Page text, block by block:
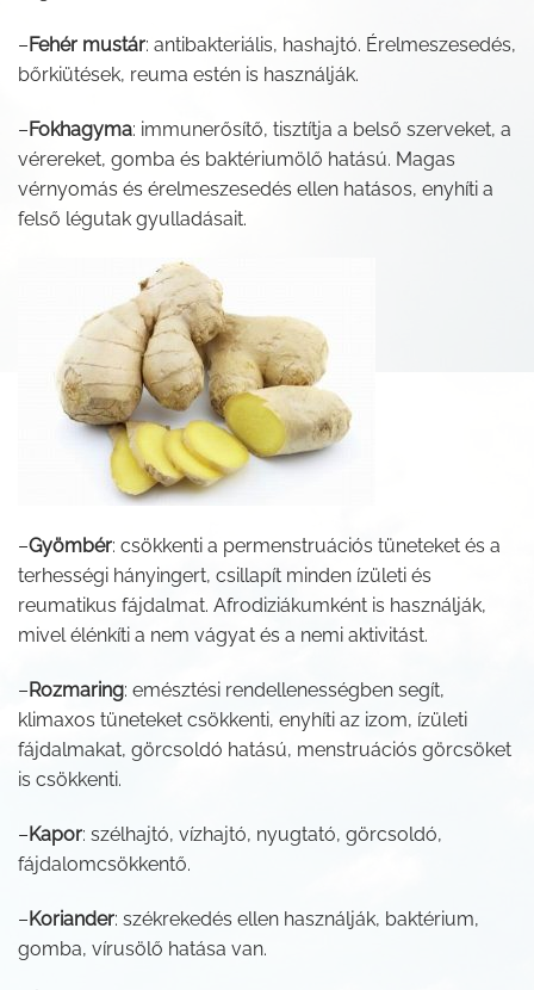
–Fehér mustár: antibakteriális, hashajtó. Érelmeszesedés,
bőrkiütések, reuma estén is használják.
–Fokhagyma: immunerősítő, tisztítja a belső szerveket, a
vérereket, gomba és baktériumölő hatású. Magas
vérnyomás és érelmeszesedés ellen hatásos, enyhíti a
felső légutak gyulladásait.
–Gyömbér: csökkenti a permenstruációs tüneteket és a
terhességi hányingert, csillapít minden ízületi és
reumatikus fájdalmat. Afrodiziákumként is használják,
mivel élénkíti a nem vágyat és a nemi aktivitást.
–Rozmaring: emésztési rendellenességben segít,
klimaxos tüneteket csökkenti, enyhíti az izom, ízületi
fájdalmakat, görcsoldó hatású, menstruációs görcsöket
is csökkenti.
–Kapor: szélhajtó, vízhajtó, nyugtató, görcsoldó,
fájdalomcsökkentő.
–Koriander: székrekedés ellen használják, baktérium,
gomba, vírusölő hatása van.